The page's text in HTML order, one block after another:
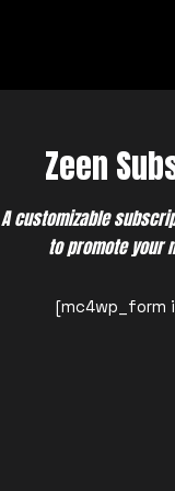
Zeen
A customizable
to promote your
[mc4wp_form